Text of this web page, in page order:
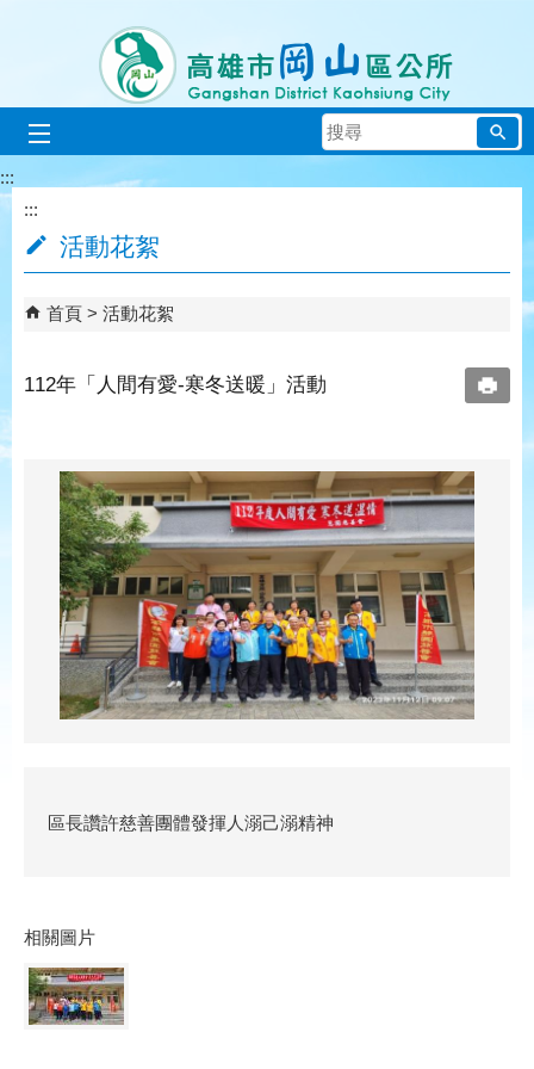
跳到主要內容區塊
搜
尋
:::
:::
活動花絮
首頁 活動花絮
112年「人間有愛-寒冬送暖」活動
區長讚許慈善團體發揮人溺己溺精神
相關圖片